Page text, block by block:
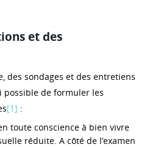
et des
des sondages et des entretiens
possible de formuler les
[1] :
toute conscience à bien vivre
réduite. A côté de l’examen